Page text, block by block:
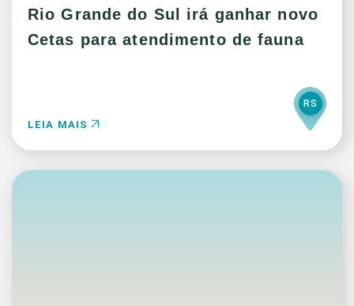
Rio Grande do Sul irá ganhar novo
Cetas para atendimento de fauna
LEIA MAIS
RS